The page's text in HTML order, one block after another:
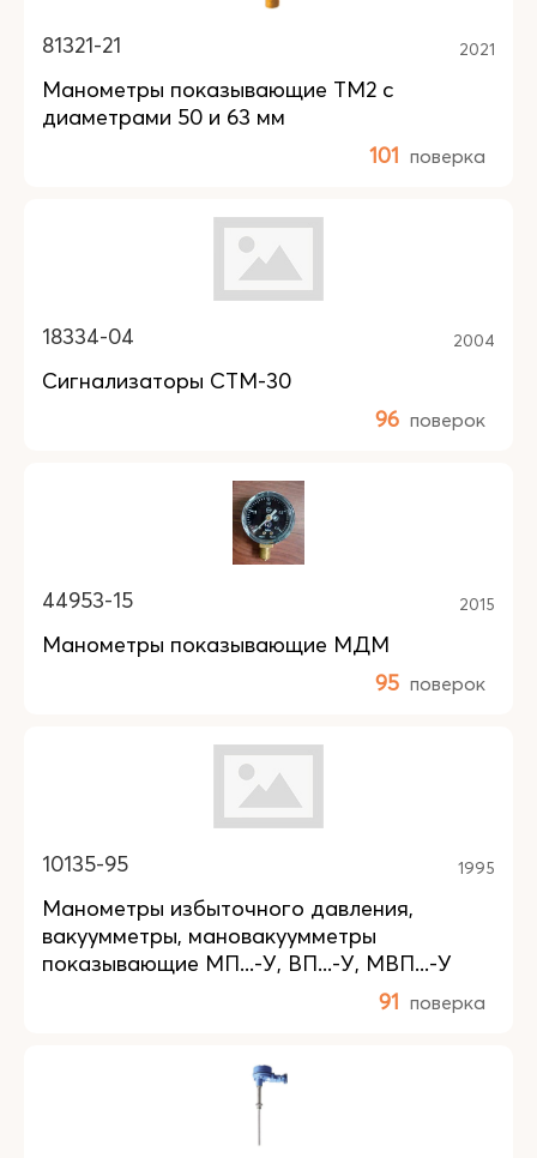
81321-21 2021
Манометры показывающие ТМ2 с
диаметрами 50 и 63 мм
101 поверка
18334-04 2004
Сигнализаторы СТМ-30
96 поверок
44953-15 2015
Манометры показывающие МДМ
95 поверок
10135-95 1995
Манометры избыточного давления,
вакуумметры, мановакуумметры
показывающие МП...-У, ВП...-У, МВП...-У
91 поверка